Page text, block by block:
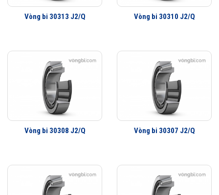
lắp cặp, vòng bi côn 2 dãy và loại vòng bi 4 dãy. Hình ảnh mô phỏng
cấu trúc và chi tiết đặc điểm từng loại vòng bi như bên dưới đây sẽ
Hình ảnh: Các loại vòng bi côn hãng SKF chính hãng
Vòng bi 30313 J2/Q Vòng bi 30310 J2/Q
Vòng bi 30308 J2/Q Vòng bi 30307 J2/Q